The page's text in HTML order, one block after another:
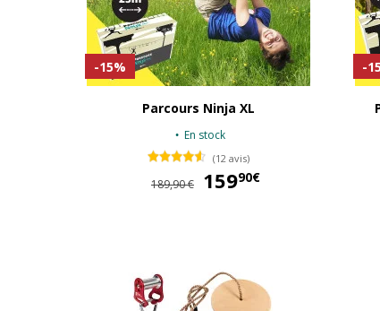
-15%
Parcours Ninja XL
En stock
(12 avis)
189,90 € 15990€
-